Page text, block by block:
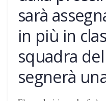
sarà
in più in
squadra
segnerà